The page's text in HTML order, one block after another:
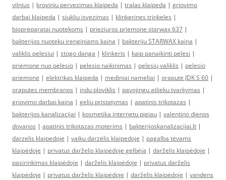
vilnius | kroviniu pervezimas klaipeda | tralas klaipeda | griovimo
darbai klaipeda | siukliu isvezimas | klinkerines trinkeles |
biopreparatai nuotekoms | prieziuros priemone starwax 637 |
bakterijos nuoteku irenginiams kaina | bakteriju STARWAX kaina |
valiklis pelesiui | stogo danga | klinkeris | kaip panaikinti pelesi |
priemone nuo pelesio | pelesio naikinimas | pelesių valiklis | pelesio
priemone | elektrikas klaipeda | mediniai nameliai | orapute JDK S 60 |
oraputes membranos | indu ploviklis | pavojingu atlieku tvarkymas |
griovimo darbai kaina | geliu pristatymas | apatinis trikotazas |
bakterijos kanalizacijai | kosmetika internetu pigiau | valentino dienos
dovanos | apatinis trikotazas moterims | bakterijoskanalizacijai.lt |
darzelis klaipedoje | vaiku darzelis klaipedoje | pagalba tėvams
klaipėdoje | privatus darželis klaipėdoje gelbėja | darželis klaipėdoje |
pasirinkimas klaipėdoje | darželis klaipėdoje | privatus darželis
klaipėdoje | privatus darželis klaipėdoje | darželis klaipėdoje | vandens